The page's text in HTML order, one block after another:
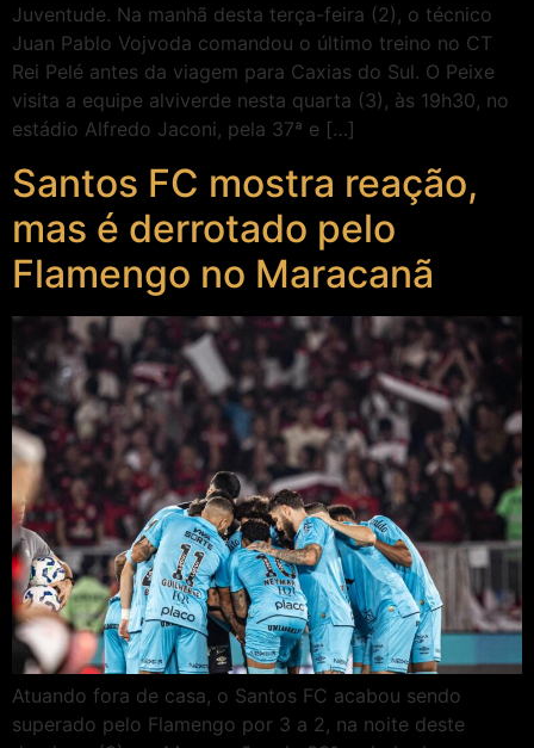
Juventude. Na manhã desta terça-feira (2), o técnico
Juan Pablo Vojvoda comandou o último treino no CT
Rei Pelé antes da viagem para Caxias do Sul. O Peixe
visita a equipe alviverde nesta quarta (3), às 19h30, no
estádio Alfredo Jaconi, pela 37ª e […]
Santos FC mostra reação,
mas é derrotado pelo
Flamengo no Maracanã
Atuando fora de casa, o Santos FC acabou sendo
superado pelo Flamengo por 3 a 2, na noite deste